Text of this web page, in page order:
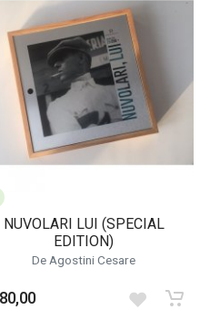
NUVOLARI LUI (SPECIAL
EDITION)
De Agostini Cesare